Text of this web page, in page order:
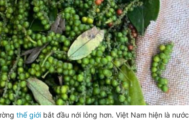
thế giới bắt đầu nới lỏng hơn. Việt Nam hiện là nước